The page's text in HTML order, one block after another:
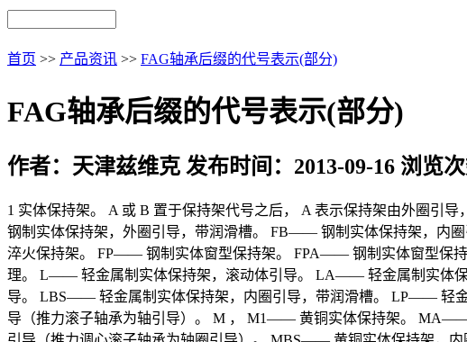
首页 >> 产品资讯 >> FAG轴承后缀的代号表示(部分)
FAG轴承后缀的代号表示(部分)
作者：天津兹维克 发布时间：2013-09-16 浏览
1 实体保持架。 A 或 B 置于保持架代号之后， A 表示保持架由外圈
钢制实体保持架，外圈引导，带润滑槽。 FB—— 钢制实体保持架，
淬火保持架。 FP—— 钢制实体窗型保持架。 FPA—— 钢制实体窗型保
理。 L—— 轻金属制实体保持架，滚动体引导。 LA—— 轻金属制实体
导。 LBS—— 轻金属制实体保持架，内圈引导，带润滑槽。 LP—— 轻
导（推力滚子轴承为轴引导）。 M ， M1—— 黄铜实体保持架。